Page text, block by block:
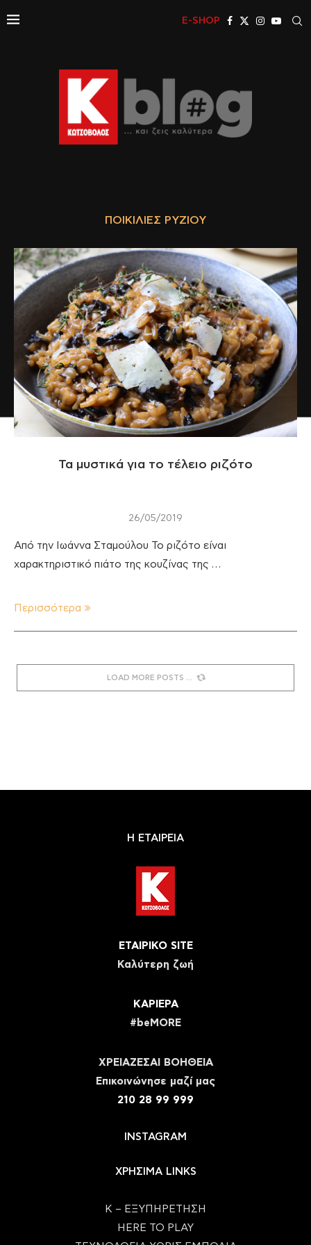
E-SHOP
ΠΟΙΚΙΛΊΕΣ ΡΥΖΙΟΎ
Τα μυστικά για το τέλειο ριζότο
26/05/2019
Από την Ιωάννα Σταμούλου Το ριζότο είναι
χαρακτηριστικό πιάτο της κουζίνας της …
Περισσότερα
LOAD MORE POSTS
Η ΕΤΑΙΡΕΙΑ
ΕΤΑΙΡΙΚΟ SITE
Καλύτερη ζωή
ΚΑΡΙΕΡΑ
#beMORE
ΧΡΕΙΑΖΕΣΑΙ ΒΟΗΘΕΙΑ
Eπικοινώνησε μαζί μας
210 28 99 999
INSTAGRAM
ΧΡΗΣΙΜΑ LINKS
Κ – ΕΞΥΠΗΡΕΤΗΣΗ
HERE TO PLAY